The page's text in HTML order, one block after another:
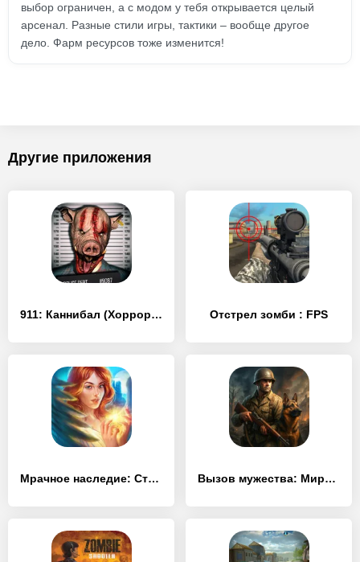
выбор ограничен, а с модом у тебя открывается целый
арсенал. Разные стили игры, тактики – вообще другое
дело. Фарм ресурсов тоже изменится!
Другие приложения
911: Каннибал (Хоррор, Ужасы) Отстрел зомби : FPS
Мрачное наследие: Стражи надежды (Full) Вызов мужества: Мировая война